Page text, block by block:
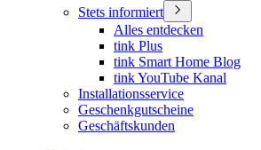
Stets informiert
Alles entdecken
tink Plus
tink Smart Home Blog
tink YouTube Kanal
Installationsservice
Geschenkgutscheine
Geschäftskunden